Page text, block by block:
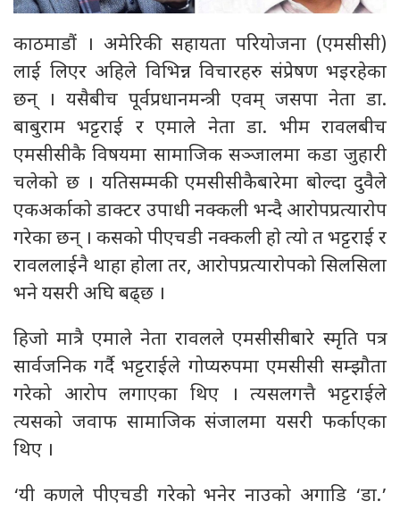
काठमाडौं । अमेरिकी सहायता परियोजना (एमसीसी)
लाई लिएर अहिले विभिन्न विचारहरु संप्रेषण भइरहेका
छन् । यसैबीच पूर्वप्रधानमन्त्री एवम् जसपा नेता डा.
बाबुराम भट्टराई र एमाले नेता डा. भीम रावलबीच
एमसीसीकै विषयमा सामाजिक सञ्जालमा कडा जुहारी
चलेको छ । यतिसम्मकी एमसीसीकैबारेमा बाेल्दा दुवैले
एकअर्काकाे डाक्टर उपाधी नक्कली भन्दै आराेपप्रत्याराेप
गरेका छन् । कसको पीएचडी नक्कली हाे त्याे त भट्टराई र
रावललाईनै थाहा हाेला तर, आराेपप्रत्याराेपकाे सिलसिला
भने यसरी अघि बढ्छ ।
हिजाे मात्रै एमाले नेता रावलले एमसीसीबारे स्मृति पत्र
सार्वजनिक गर्दै भट्टराईले गोप्यरुपमा एमसीसी सम्झौता
गरेको आरोप लगाएका थिए । त्यसलगत्तै भट्टराईले
त्यसको जवाफ सामाजिक संजालमा यसरी फर्काएका
थिए ।
‘यी कणले पीएचडी गरेको भनेर नाउको अगाडि ‘डा.’